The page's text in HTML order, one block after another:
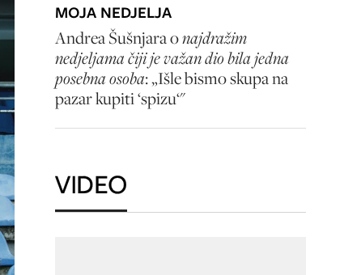
MOJA NEDJELJA
Andrea Šušnjara onajdražim
nedjeljama čiji je važan dio bila jedna
posebna osoba: „Išle bismo skupa na
pazar kupiti ‘spizu‘"
VIDEO